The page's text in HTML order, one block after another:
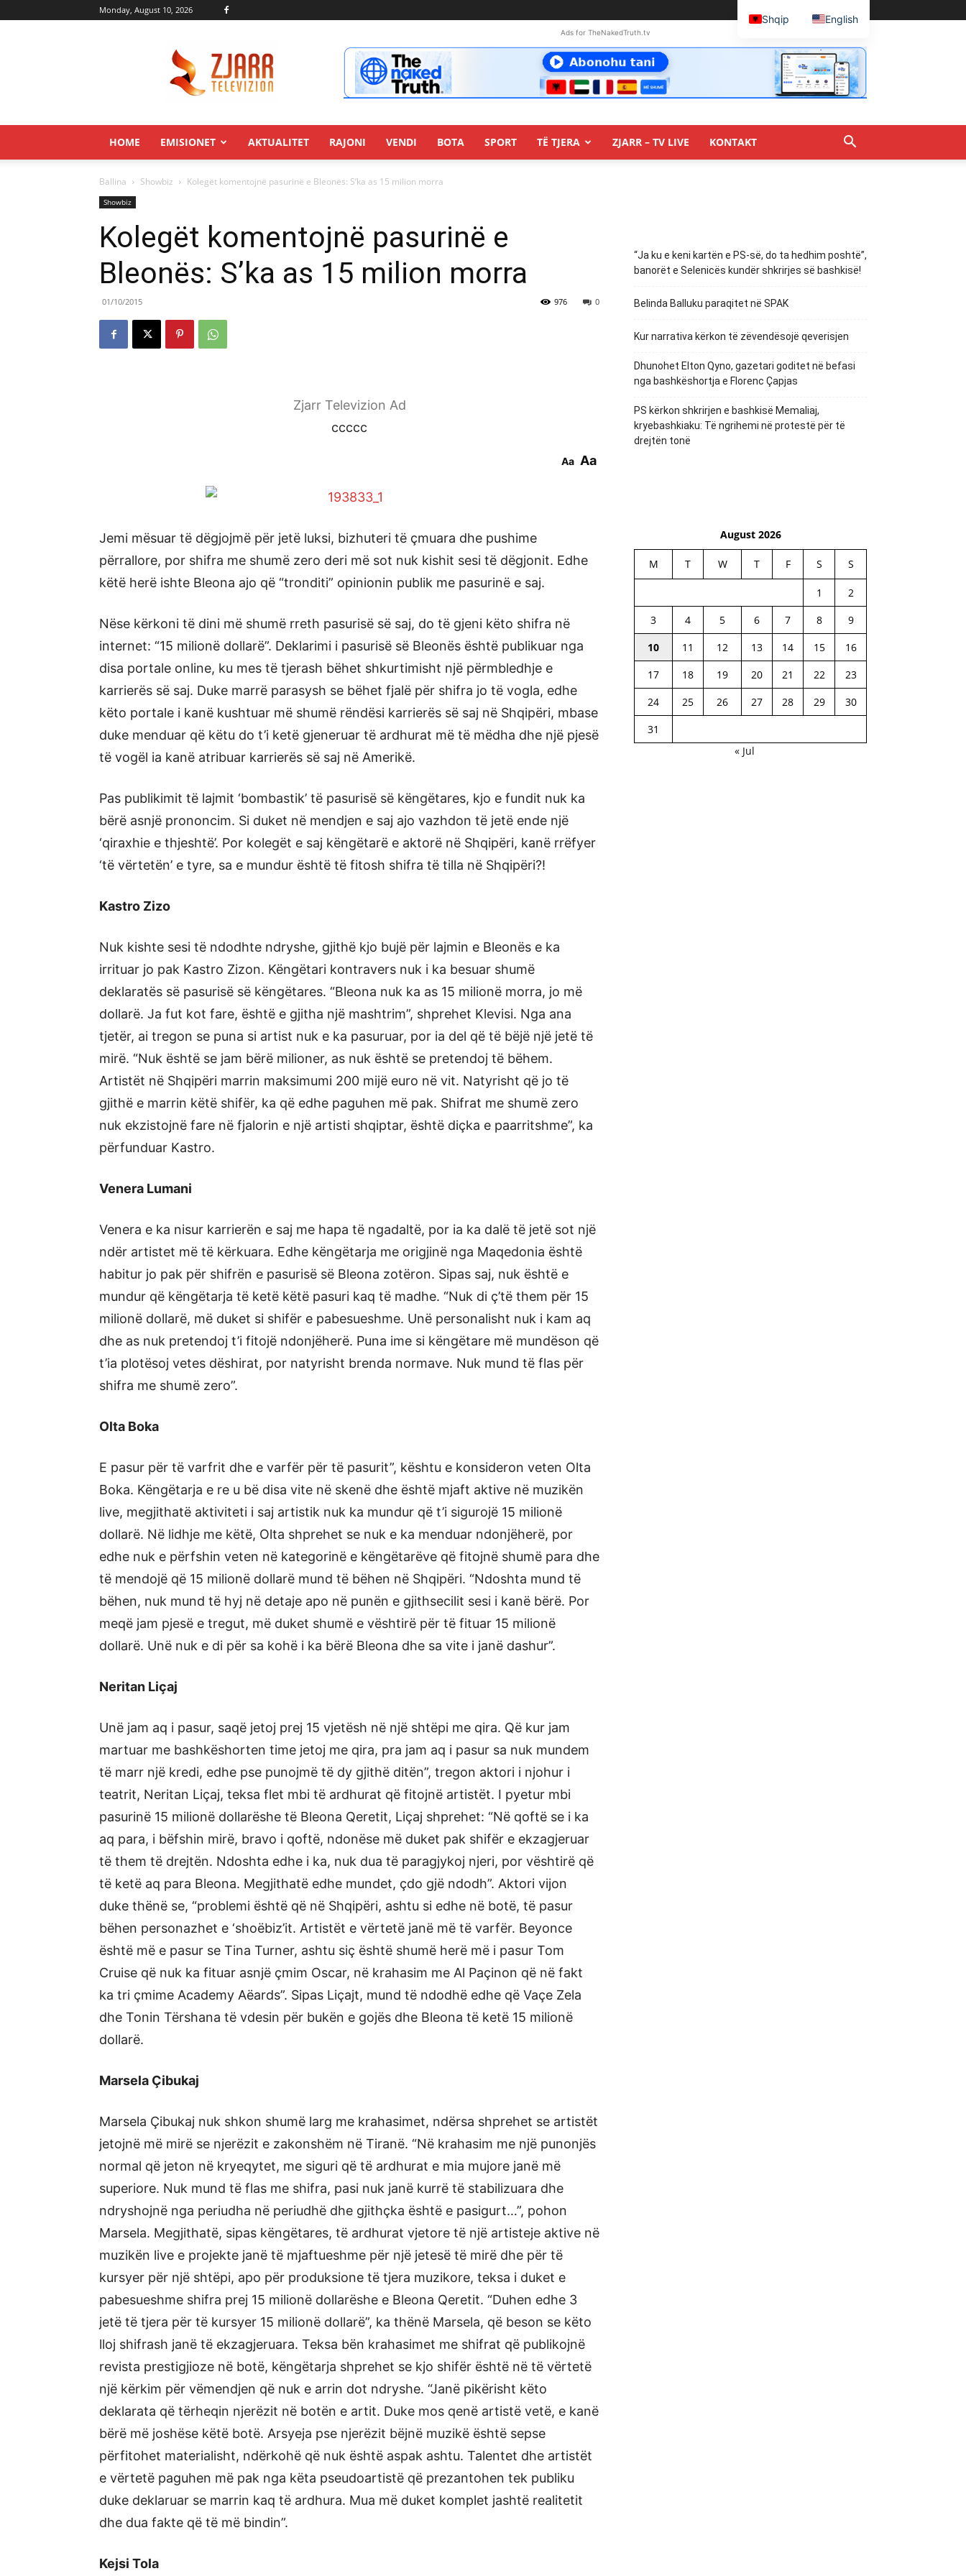
Monday, August 10, 2026
Ads for TheNakedTruth.tv
HOME EMISIONET AKTUALITET RAJONI VENDI BOTA SPORT TË TJERA ZJARR – TV LIVE KONTAKT
Ballina Showbiz Kolegët komentojnë pasurinë e Bleonës: S’ka as 15 milion morra
Showbiz
Kolegët komentojnë pasurinë e
Bleonës: S’ka as 15 milion morra
01/10/2015 0
976
Zjarr Televizion Ad
ccccc
Aa Aa
Jemi mësuar të dëgjojmë për jetë luksi, bizhuteri të çmuara dhe pushime
përrallore, por shifra me shumë zero deri më sot nuk kishit sesi të dëgjonit. Edhe
këtë herë ishte Bleona ajo që “tronditi” opinionin publik me pasurinë e saj.
Nëse kërkoni të dini më shumë rreth pasurisë së saj, do të gjeni këto shifra në
internet: “15 milionë dollarë”. Deklarimi i pasurisë së Bleonës është publikuar nga
disa portale online, ku mes të tjerash bëhet shkurtimisht një përmbledhje e
karrierës së saj. Duke marrë parasysh se bëhet fjalë për shifra jo të vogla, edhe
këto portale i kanë kushtuar më shumë rëndësi karrierës së saj në Shqipëri, mbase
duke menduar që këtu do t’i ketë gjeneruar të ardhurat më të mëdha dhe një pjesë
të vogël ia kanë atribuar karrierës së saj në Amerikë.
Pas publikimit të lajmit ‘bombastik’ të pasurisë së këngëtares, kjo e fundit nuk ka
bërë asnjë prononcim. Si duket në mendjen e saj ajo vazhdon të jetë ende një
‘qiraxhie e thjeshtë’. Por kolegët e saj këngëtarë e aktorë në Shqipëri, kanë rrëfyer
‘të vërtetën’ e tyre, sa e mundur është të fitosh shifra të tilla në Shqipëri?!
Kastro Zizo
Nuk kishte sesi të ndodhte ndryshe, gjithë kjo bujë për lajmin e Bleonës e ka
irrituar jo pak Kastro Zizon. Këngëtari kontravers nuk i ka besuar shumë
deklaratës së pasurisë së këngëtares. “Bleona nuk ka as 15 milionë morra, jo më
dollarë. Ja fut kot fare, është e gjitha një mashtrim”, shprehet Klevisi. Nga ana
tjetër, ai tregon se puna si artist nuk e ka pasuruar, por ia del që të bëjë një jetë të
mirë. “Nuk është se jam bërë milioner, as nuk është se pretendoj të bëhem.
Artistët në Shqipëri marrin maksimumi 200 mijë euro në vit. Natyrisht që jo të
gjithë e marrin këtë shifër, ka që edhe paguhen më pak. Shifrat me shumë zero
nuk ekzistojnë fare në fjalorin e një artisti shqiptar, është diçka e paarritshme”, ka
përfunduar Kastro.
Venera Lumani
Venera e ka nisur karrierën e saj me hapa të ngadaltë, por ia ka dalë të jetë sot një
ndër artistet më të kërkuara. Edhe këngëtarja me origjinë nga Maqedonia është
habitur jo pak për shifrën e pasurisë së Bleona zotëron. Sipas saj, nuk është e
mundur që këngëtarja të ketë këtë pasuri kaq të madhe. “Nuk di ç’të them për 15
milionë dollarë, më duket si shifër e pabesueshme. Unë personalisht nuk i kam aq
dhe as nuk pretendoj t’i fitojë ndonjëherë. Puna ime si këngëtare më mundëson që
t’ia plotësoj vetes dëshirat, por natyrisht brenda normave. Nuk mund të flas për
shifra me shumë zero”.
Olta Boka
E pasur për të varfrit dhe e varfër për të pasurit”, kështu e konsideron veten Olta
Boka. Këngëtarja e re u bë disa vite në skenë dhe është mjaft aktive në muzikën
live, megjithatë aktiviteti i saj artistik nuk ka mundur që t’i sigurojë 15 milionë
dollarë. Në lidhje me këtë, Olta shprehet se nuk e ka menduar ndonjëherë, por
edhe nuk e përfshin veten në kategorinë e këngëtarëve që fitojnë shumë para dhe
të mendojë që 15 milionë dollarë mund të bëhen në Shqipëri. “Ndoshta mund të
bëhen, nuk mund të hyj në detaje apo në punën e gjithsecilit sesi i kanë bërë. Por
meqë jam pjesë e tregut, më duket shumë e vështirë për të fituar 15 milionë
dollarë. Unë nuk e di për sa kohë i ka bërë Bleona dhe sa vite i janë dashur”.
Neritan Liçaj
Unë jam aq i pasur, saqë jetoj prej 15 vjetësh në një shtëpi me qira. Që kur jam
martuar me bashkëshorten time jetoj me qira, pra jam aq i pasur sa nuk mundem
të marr një kredi, edhe pse punojmë të dy gjithë ditën”, tregon aktori i njohur i
teatrit, Neritan Liçaj, teksa flet mbi të ardhurat që fitojnë artistët. I pyetur mbi
pasurinë 15 milionë dollarëshe të Bleona Qeretit, Liçaj shprehet: “Në qoftë se i ka
aq para, i bëfshin mirë, bravo i qoftë, ndonëse më duket pak shifër e ekzagjeruar
të them të drejtën. Ndoshta edhe i ka, nuk dua të paragjykoj njeri, por vështirë që
të ketë aq para Bleona. Megjithatë edhe mundet, çdo gjë ndodh”. Aktori vijon
duke thënë se, “problemi është që në Shqipëri, ashtu si edhe në botë, të pasur
bëhen personazhet e ‘shoëbiz’­it. Artistët e vërtetë janë më të varfër. Beyonce
është më e pasur se Tina Turner, ashtu siç është shumë herë më i pasur Tom
Cruise që nuk ka fituar asnjë çmim Oscar, në krahasim me Al Paçinon që në fakt
ka tri çmime Academy Aëards”. Sipas Liçajt, mund të ndodhë edhe që Vaçe Zela
dhe Tonin Tërshana të vdesin për bukën e gojës dhe Bleona të ketë 15 milionë
dollarë.
Marsela Çibukaj
Marsela Çibukaj nuk shkon shumë larg me krahasimet, ndërsa shprehet se artistët
jetojnë më mirë se njerëzit e zakonshëm në Tiranë. “Në krahasim me një punonjës
normal që jeton në kryeqytet, me siguri që të ardhurat e mia mujore janë më
superiore. Nuk mund të flas me shifra, pasi nuk janë kurrë të stabilizuara dhe
ndryshojnë nga periudha në periudhë dhe gjithçka është e pasigurt…”, pohon
Marsela. Megjithatë, sipas këngëtares, të ardhurat vjetore të një artisteje aktive në
muzikën live e projekte janë të mjaftueshme për një jetesë të mirë dhe për të
kursyer për një shtëpi, apo për produksione të tjera muzikore, teksa i duket e
pabesueshme shifra prej 15 milionë dollarëshe e Bleona Qeretit. “Duhen edhe 3
jetë të tjera për të kursyer 15 milionë dollarë”, ka thënë Marsela, që beson se këto
lloj shifrash janë të ekzagjeruara. Teksa bën krahasimet me shifrat që publikojnë
revista prestigjioze në botë, këngëtarja shprehet se kjo shifër është në të vërtetë
një kërkim për vëmendjen që nuk e arrin dot ndryshe. “Janë pikërisht këto
deklarata që tërheqin njerëzit në botën e artit. Duke mos qenë artistë vetë, e kanë
bërë më joshëse këtë botë. Arsyeja pse njerëzit bëjnë muzikë është sepse
përfitohet materialisht, ndërkohë që nuk është aspak ashtu. Talentet dhe artistët
e vërtetë paguhen më pak nga këta pseudoartistë që prezantohen tek publiku
duke deklaruar se marrin kaq të ardhura. Mua më duket komplet jashtë realitetit
dhe dua fakte që të më bindin”.
Kejsi Tola
“Ja ku e keni kartën e PS-së, do ta hedhim poshtë”,
banorët e Selenicës kundër shkrirjes së bashkisë!
Belinda Balluku paraqitet në SPAK
Kur narrativa kërkon të zëvendësojë qeverisjen
Dhunohet Elton Qyno, gazetari goditet në befasi
nga bashkëshortja e Florenc Çapjas
PS kërkon shkrirjen e bashkisë Memaliaj,
kryebashkiaku: Të ngrihemi në protestë për të
drejtën tonë
August 2026
M T W T F S S
1
2
3
4 5 6 7 8
9
10
11 12 13 14 15
16
17
18 19 20 21 22
23
24
25 26 27 28 29
30
31
« Jul
Shqip English